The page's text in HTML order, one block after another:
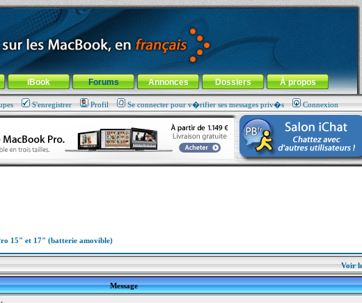
de la rubrique
iBook Forums Annonces Dossiers À propos
S'enregistrer Profil Se connecter pour v�rifier ses messages priv�s Connexion
15" et 17" (batterie amovible)
Voir
Message